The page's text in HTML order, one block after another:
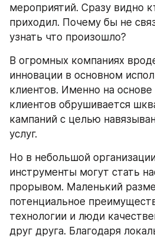
мероприятий. Сразу видно
приходил. Почему бы не
узнать что произошло?
В огромных компаниях
инновации в основном
клиентов. Именно на основе
клиентов обрушивается
кампаний с целью
услуг.
Но в небольшой
инструменты могут стать
прорывом. Маленький
потенциальное
технологии и люди
друг друга. Благодаря